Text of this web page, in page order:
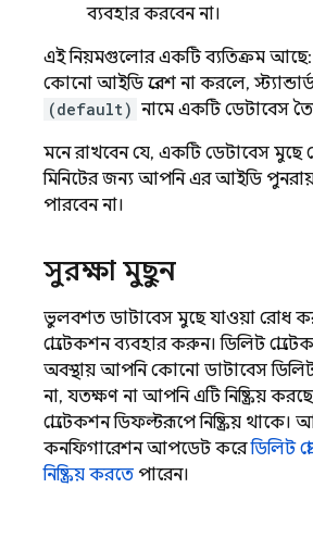
ব্যবহার করবেন না।
এই নিয়মগুলোর একটি ব্যতিক্রম
কোনো আইডি প্রবেশ না করলে,
(default) নামে একটি ডেটাবেস
মনে রাখবেন যে, একটি ডেটাবেস মুছে
মিনিটের জন্য আপনি এর আইডি
পারবেন না।
সুরক্ষা মুছুন
ভুলবশত ডাটাবেস মুছে যাওয়া রোধ
প্রোটেকশন ব্যবহার করুন। ডিলিট
অবস্থায় আপনি কোনো ডাটাবেস
না, যতক্ষণ না আপনি এটি নিষ্ক্রিয়
প্রোটেকশন ডিফল্টরূপে নিষ্ক্রিয় থাকে।
কনফিগারেশন আপডেট করেডিলিট
নিষ্ক্রিয় করতে পারেন।